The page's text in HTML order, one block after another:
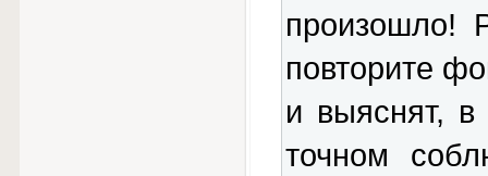
произошло!
повторите
и выяснят,
точном